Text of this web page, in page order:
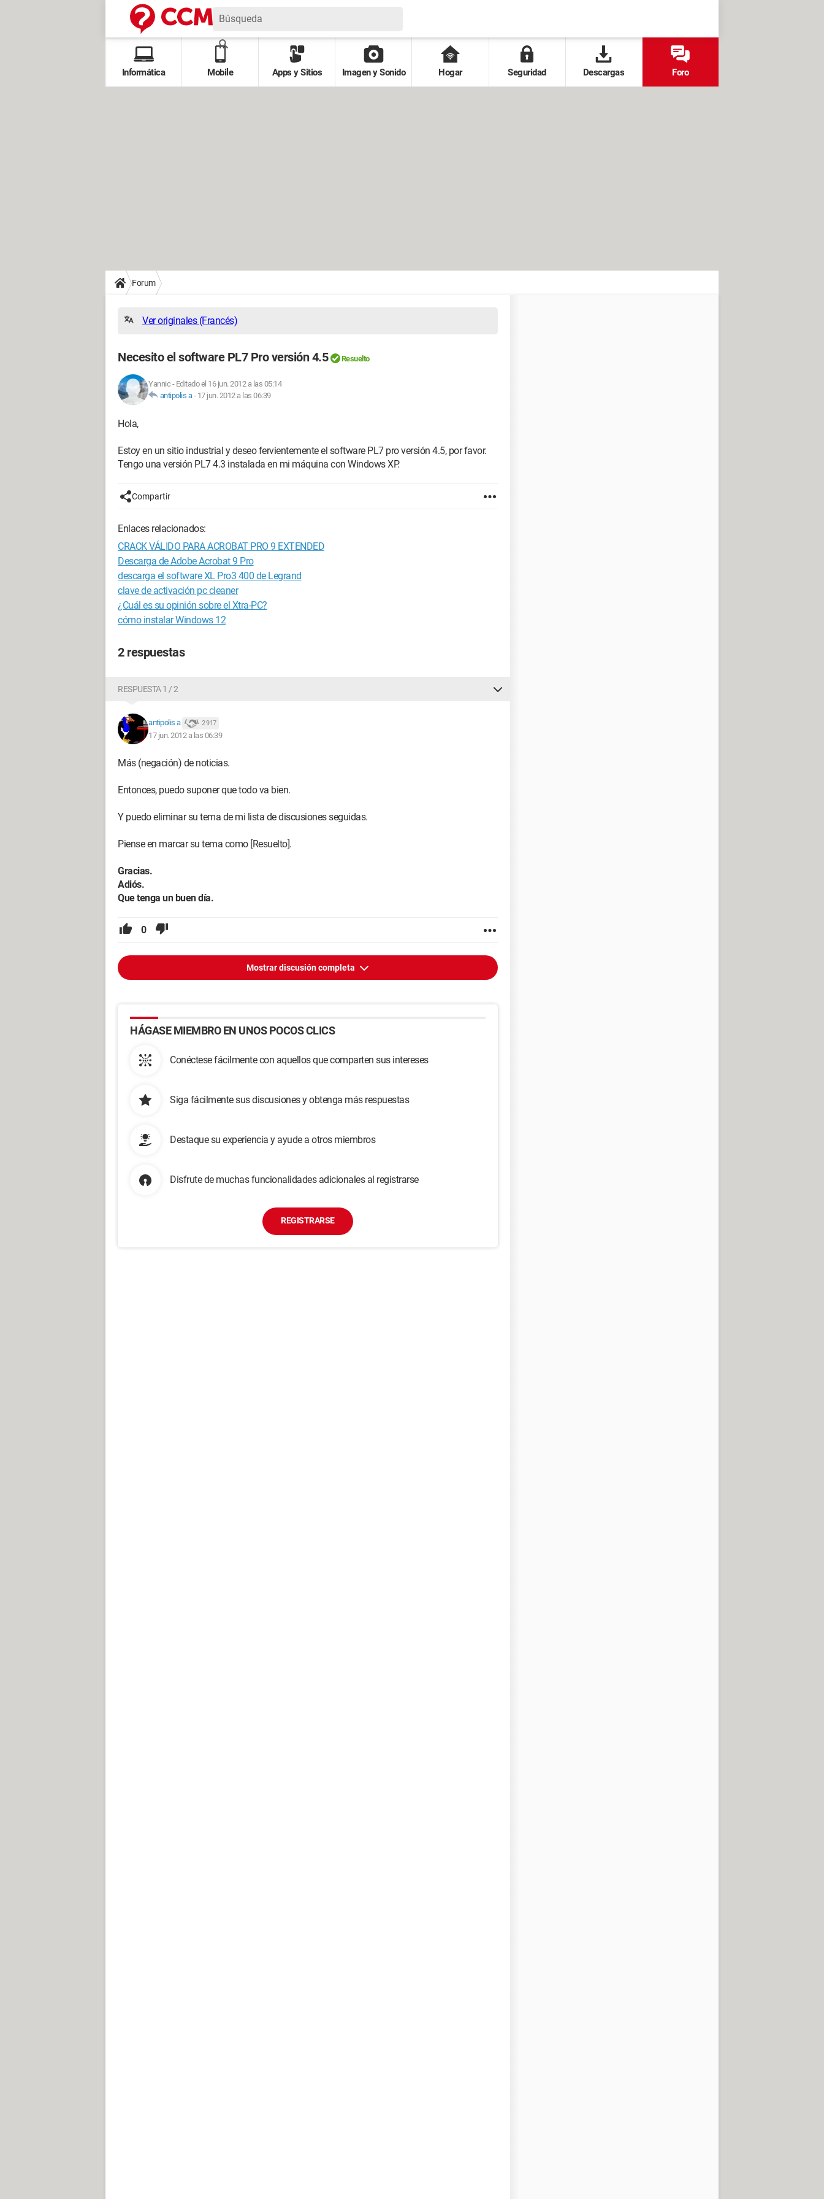
Informática Mobile Apps y Sitios Imagen y Sonido Hogar Seguridad Descargas Foro
Forum
Ver originales (Francés)
Necesito el software PL7 Pro versión 4.5 Resuelto
Yannic - Editado el 16 jun. 2012 a las 05:14
antipolis a- 17 jun. 2012 a las 06:39
Hola,
Estoy en un sitio industrial y deseo fervientemente el software PL7 pro versión 4.5, por favor.
Tengo una versión PL7 4.3 instalada en mi máquina con Windows XP.
Compartir
Enlaces relacionados:
CRACK VÁLIDO PARA ACROBAT PRO 9 EXTENDED
Descarga de Adobe Acrobat 9 Pro
descarga el software XL Pro3 400 de Legrand
clave de activación pc cleaner
¿Cuál es su opinión sobre el Xtra-PC?
cómo instalar Windows 12
2 respuestas
RESPUESTA 1 / 2
antipolis a 2 917
17 jun. 2012 a las 06:39
Más (negación) de noticias.
Entonces, puedo suponer que todo va bien.
Y puedo eliminar su tema de mi lista de discusiones seguidas.
Piense en marcar su tema como [Resuelto].
Gracias.
Adiós.
Que tenga un buen día.
0
Mostrar discusión completa
HÁGASE MIEMBRO EN UNOS POCOS CLICS
Conéctese fácilmente con aquellos que comparten sus intereses
Siga fácilmente sus discusiones y obtenga más respuestas
Destaque su experiencia y ayude a otros miembros
Disfrute de muchas funcionalidades adicionales al registrarse
REGISTRARSE